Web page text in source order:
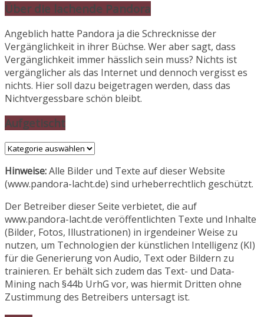
Über die lachende Pandora
Angeblich hatte Pandora ja die Schrecknisse der
Vergänglichkeit in ihrer Büchse. Wer aber sagt, dass
Vergänglichkeit immer hässlich sein muss? Nichts ist
vergänglicher als das Internet und dennoch vergisst es
nichts. Hier soll dazu beigetragen werden, dass das
Nichtvergessbare schön bleibt.
Aufgetischt
Aufgetischt
Hinweise:Alle Bilder und Texte auf dieser Website
(www.pandora-lacht.de) sind urheberrechtlich geschützt.
Der Betreiber dieser Seite verbietet, die auf
www.pandora-lacht.de veröffentlichten Texte und Inhalte
(Bilder, Fotos, Illustrationen) in irgendeiner Weise zu
nutzen, um Technologien der künstlichen Intelligenz (KI)
für die Generierung von Audio, Text oder Bildern zu
trainieren. Er behält sich zudem das Text- und Data-
Mining nach §44b UrhG vor, was hiermit Dritten ohne
Zustimmung des Betreibers untersagt ist.